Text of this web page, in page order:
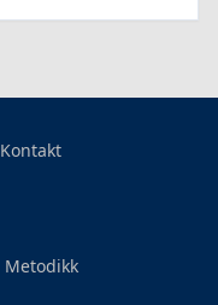
Kontakt
Metodikk